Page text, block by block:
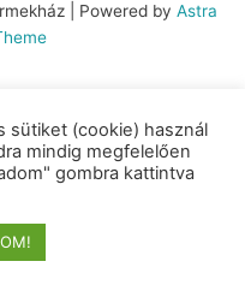
| Powered by Astra
sütiket (cookie) használ
mindig megfelelően
gombra kattintva